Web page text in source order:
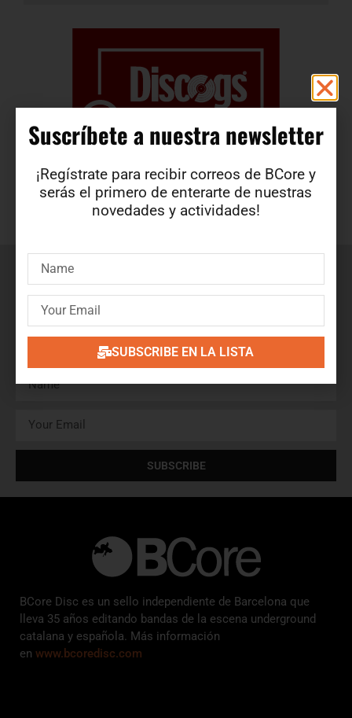
Suscríbete a nuestra newsletter
¡Regístrate para recibir correos de BCore y obtén en
primicia detalles de nuevos productos, ofertas, contenido
exclusivo, eventos y mucho más!
SUBSCRIBE
BCore Disc es un sello independiente de Barcelona que
lleva 35 años editando bandas de la escena underground
catalana y española. Más información
en www.bcoredisc.com
Suscríbete a nuestra newsletter​
¡Regístrate para recibir correos de BCore y
serás el primero de enterarte de nuestras
novedades y actividades!
SUBSCRIBE EN LA LISTA